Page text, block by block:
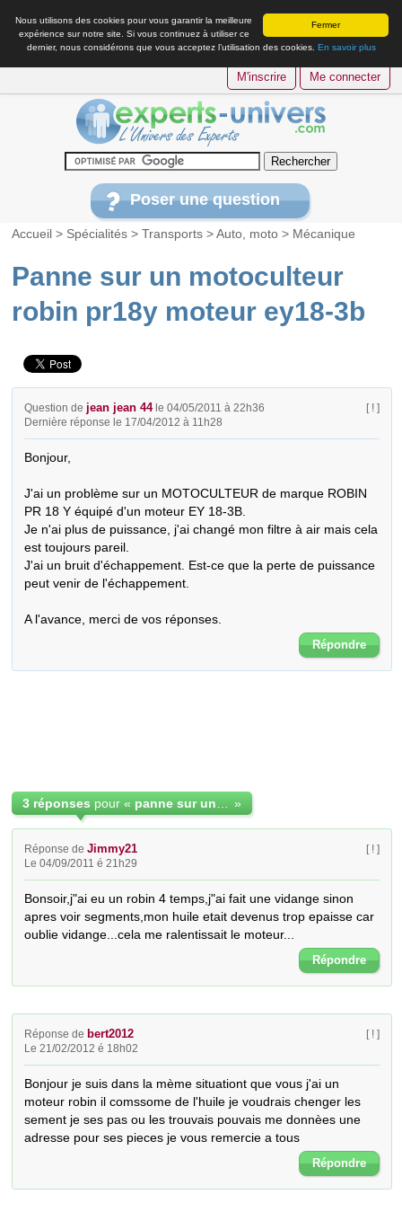
Fermer
Nous utilisons des cookies pour vous garantir la meilleure
expérience sur notre site. Si vous continuez à utiliser ce
dernier, nous considérons que vous acceptez l’utilisation des cookies. En savoir plus
M'inscrire Me connecter
Poser une question
Accueil > Spécialités >Transports >Auto, moto > Mécanique
Panne sur un motoculteur
robin pr18y moteur ey18-3b
Question de jean jean 44le 04/05/2011 à 22h36
Dernière réponse le 17/04/2012 à 11h28
[ ! ]
Bonjour,
J'ai un problème sur un MOTOCULTEUR de marque ROBIN
PR 18 Y équipé d'un moteur EY 18-3B.
Je n'ai plus de puissance, j'ai changé mon filtre à air mais cela
est toujours pareil.
J'ai un bruit d'échappement. Est-ce que la perte de puissance
peut venir de l'échappement.
A l'avance, merci de vos réponses.
Répondre
3 réponses pour « »
Réponse deJimmy21
Le 04/09/2011 é 21h29
[ ! ]
Bonsoir,j"ai eu un robin 4 temps,j"ai fait une vidange sinon
apres voir segments,mon huile etait devenus trop epaisse car
oublie vidange...cela me ralentissait le moteur...
Répondre
Réponse de bert2012
Le 21/02/2012 é 18h02
[ ! ]
Bonjour je suis dans la mème situationt que vous j'ai un
moteur robin il comssome de l'huile je voudrais chenger les
sement je ses pas ou les trouvais pouvais me donnèes une
adresse pour ses pieces je vous remercie a tous
Répondre